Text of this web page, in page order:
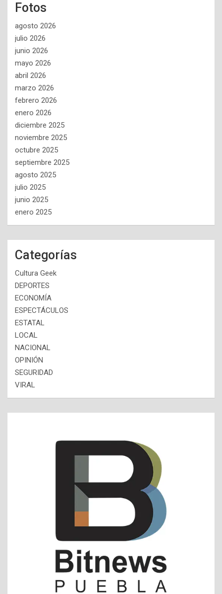
Fotos
agosto 2026
julio 2026
junio 2026
mayo 2026
abril 2026
marzo 2026
febrero 2026
enero 2026
diciembre 2025
noviembre 2025
octubre 2025
septiembre 2025
agosto 2025
julio 2025
junio 2025
enero 2025
Categorías
Cultura Geek
DEPORTES
ECONOMÍA
ESPECTÁCULOS
ESTATAL
LOCAL
NACIONAL
OPINIÓN
SEGURIDAD
VIRAL